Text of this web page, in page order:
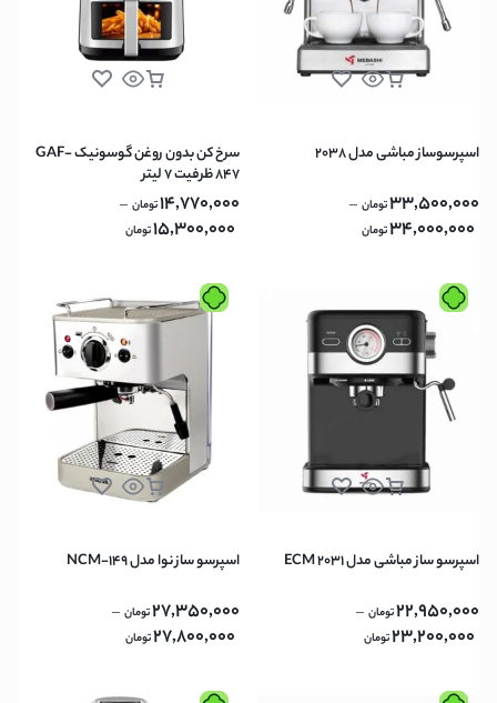
اسپرسوساز مباشی مدل 2038
33,500,000تومان –
34,000,000تومان
سرخ کن بدون روغن گوسونیک GAF-
847 ظرفیت ۷ لیتر
14,770,000تومان –
15,300,000تومان
اسپرسو ساز مباشی مدل ECM 2031
22,950,000تومان –
23,200,000تومان
اسپرسو ساز نوا مدل NCM-149
27,350,000تومان –
27,800,000تومان